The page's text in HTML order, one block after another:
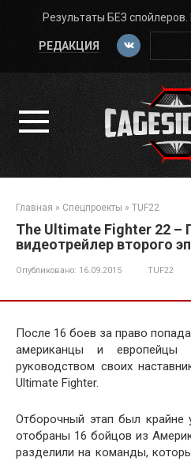
Перейти
контенту
Результаты БЕЗ
РЕДАКЦИЯ
Поиск:
Главная » Спецпроекты » TUF22
The Ultimate Fighter 22 –
видеотрейлер второго
Опубликовано: 16.09.2015 TUF22
После 16 боев за право
американцы и европейцы
руководством своих
Ultimate Fighter.
Отборочный этап был крайне
отобраны 16 бойцов из
разделили на команды,